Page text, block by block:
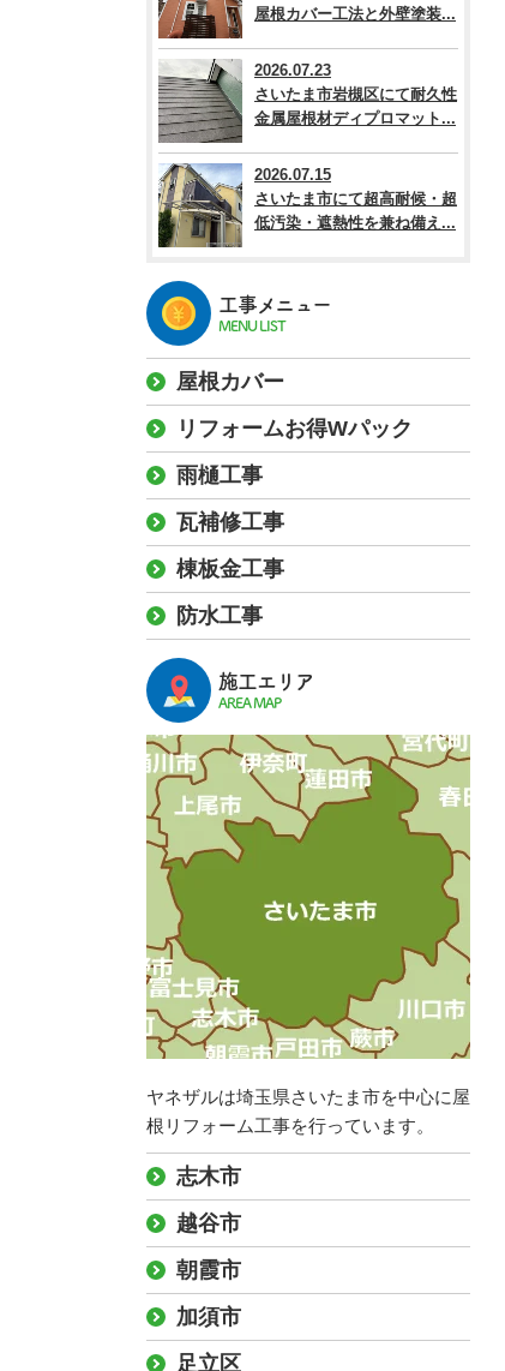
屋根カバー工法と外壁塗装...
2026.07.23
さいたま市岩槻区にて耐久性
金属屋根材ディプロマット...
2026.07.15
さいたま市にて超高耐候・超
低汚染・遮熱性を兼ね備え...
工事メニュー
MENU LIST
屋根カバー
リフォームお得Wパック
雨樋工事
瓦補修工事
棟板金工事
防水工事
施工エリア
AREA MAP
ヤネザルは埼玉県さいたま市を中心に屋
根リフォーム工事を行っています。
志木市
越谷市
朝霞市
加須市
足立区